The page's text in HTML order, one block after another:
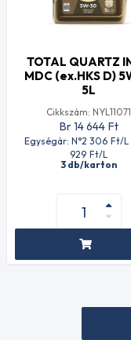
TOTAL QUARTZ
MDC (ex.HKS D)
5L
Cikkszám: NYL11071
Br 14 644 Ft
Egységár: N°2 306 Ft/L
929 Ft/L
3 db/karton